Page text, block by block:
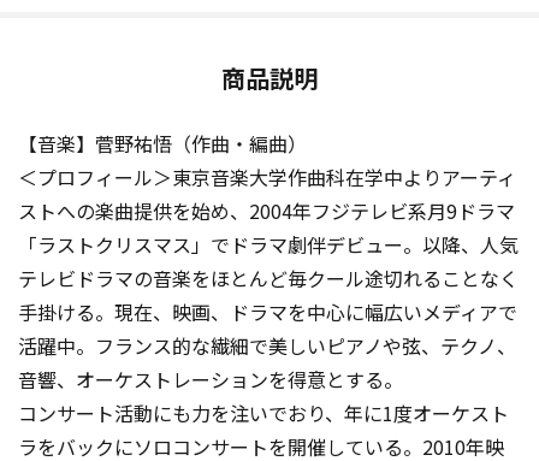
商品説明
【音楽】菅野祐悟（作曲・編曲）
＜プロフィール＞東京音楽大学作曲科在学中よりアーティ
ストへの楽曲提供を始め、2004年フジテレビ系月9ドラマ
「ラストクリスマス」でドラマ劇伴デビュー。以降、人気
テレビドラマの音楽をほとんど毎クール途切れることなく
手掛ける。現在、映画、ドラマを中心に幅広いメディアで
活躍中。フランス的な繊細で美しいピアノや弦、テクノ、
音響、オーケストレーションを得意とする。
コンサート活動にも力を注いでおり、年に1度オーケスト
ラをバックにソロコンサートを開催している。2010年映